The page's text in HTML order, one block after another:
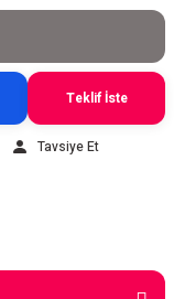
Teklif İste
Tavsiye Et